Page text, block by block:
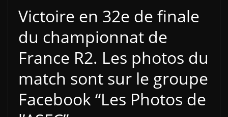
Victoire en 32e de finale
du championnat de
France R2. Les photos du
match sont sur le groupe
Facebook “Les Photos de